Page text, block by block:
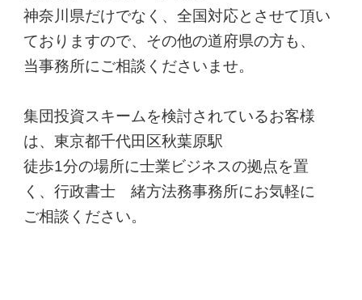
神奈川県だけでなく、全国対応とさせて頂い
ておりますので、その他の道府県の方も、
当事務所にご相談くださいませ。
集団投資スキームを検討されているお客様
は、東京都千代田区秋葉原駅
徒歩1分の場所に士業ビジネスの拠点を置
く、行政書士 緒方法務事務所にお気軽に
ご相談ください。